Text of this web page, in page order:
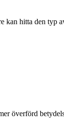
kan hitta den typ
överförd